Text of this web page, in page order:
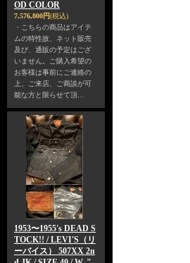
OD COLOR
7,576,800円(税込)
・こちらの商品はアイテ
ムの特性故、ネット販売
及び、通販の予定はござ
いません。ご購入希望の
お客様は事前にご連絡の
上、ご来店、ご商談が可
能な方と限らせて頂…
1953〜1955's DEAD S
TOCK!! / LEVI'S（リ
ーバイス） 507XX 2n